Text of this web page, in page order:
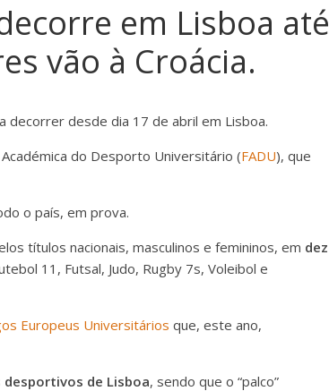
em Lisboa até
vão à Croácia.
decorrer desde dia 17 de abril em Lisboa.
do Desporto Universitário (FADU), que
o país, em prova.
títulos nacionais, masculinos e femininos, em dez
11, Futsal, Judo, Rugby 7s, Voleibol e
Europeus Universitários que, este ano,
desportivos de Lisboa, sendo que o “palco”